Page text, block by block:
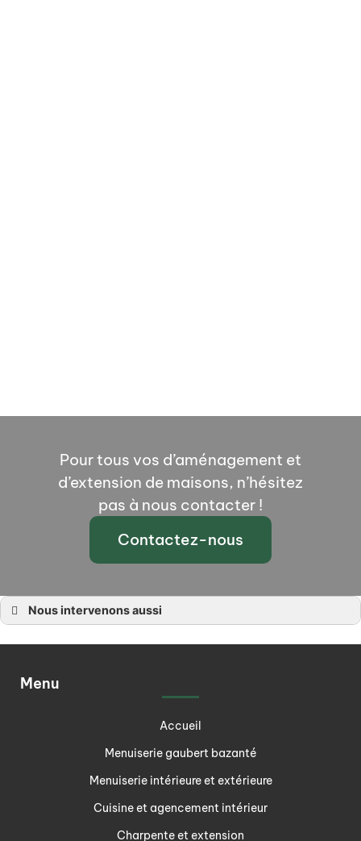
Pour tous vos d’aménagement et
d’extension de maisons, n’hésitez
pas à nous contacter !
Contactez-nous
Nous intervenons aussi
Charpente Saint Aubin de Luigné, Trélazé, Saint Melaine sur Aubance
Menu
Accueil
Menuiserie gaubert bazanté
Menuiserie intérieure et extérieure
Cuisine et agencement intérieur
Charpente et extension